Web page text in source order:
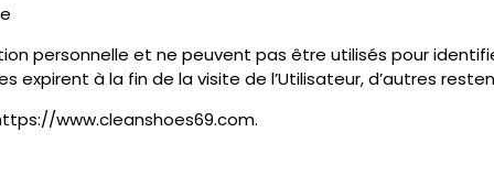
personnelle et ne peuvent pas être utilisés pour
à la fin de la visite de l’Utilisateur, d’autres
www.cleanshoes69.com.